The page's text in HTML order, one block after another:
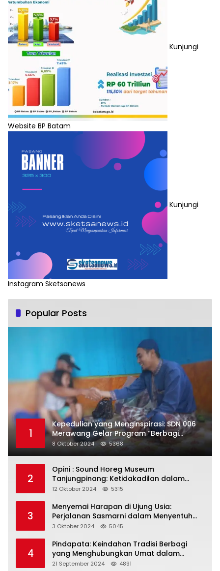
Kunjungi
Website BP Batam
Kunjungi
Instagram Sketsanews
Popular Posts
1
Kepedulian yang Menginspirasi: SDN 006
Merawang Gelar Program “Berbagi
Segenggam Beras”
8 Oktober 2024 5368
2
Opini : Sound Horeg Museum
Tanjungpinang: Ketidakadilan dalam
Representasi
12 Oktober 2024 5315
3
Menyemai Harapan di Ujung Usia:
Perjalanan Sasmarni dalam Menyentuh
Hati dan Jiwa
3 Oktober 2024 5045
4
Pindapata: Keindahan Tradisi Berbagi
yang Menghubungkan Umat dalam
Spiritualitas dan Kebersamaan dalam
21 September 2024 4891